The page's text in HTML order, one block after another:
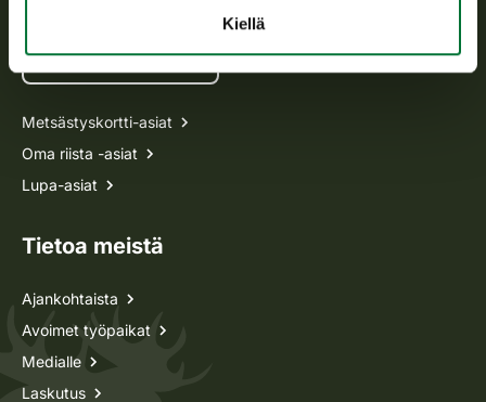
Kiellä
Kaikki yhteystiedot
Metsästyskortti-asiat
Oma riista -asiat
Lupa-asiat
Tietoa meistä
Ajankohtaista
Avoimet työpaikat
Medialle
Laskutus